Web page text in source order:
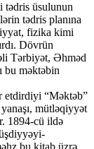
tədris üsulunun
tədris planına
fizika kimi
Dövrün
Tərbiyət, Əhməd
bu məktəbin
etdirdiyi “Məktəb”
mütləqiyyət
1894-cü ildə
bu kitab üzrə